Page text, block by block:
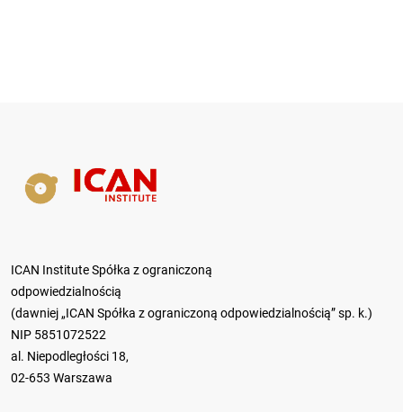
ICAN Institute Spółka z ograniczoną
odpowiedzialnością
(dawniej „ICAN Spółka z ograniczoną odpowiedzialnością” sp. k.)
NIP 5851072522
al. Niepodległości 18,
02-653 Warszawa